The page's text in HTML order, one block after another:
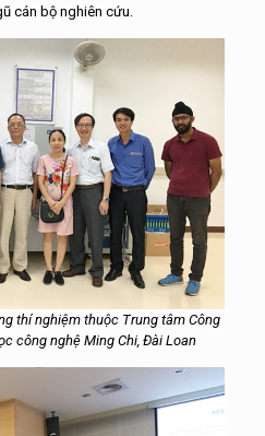
cán bộ nghiên cứu.
thí nghiệm thuộc Trung tâm Công
công nghệ Ming Chi, Đài Loan